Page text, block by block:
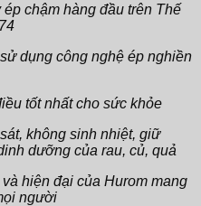
chậm hàng đầu trên Thế
dụng công nghệ ép nghiền
tốt nhất cho sức khỏe
không sinh nhiệt, giữ
dưỡng của rau, củ, quả
hiện đại của Hurom mang
người